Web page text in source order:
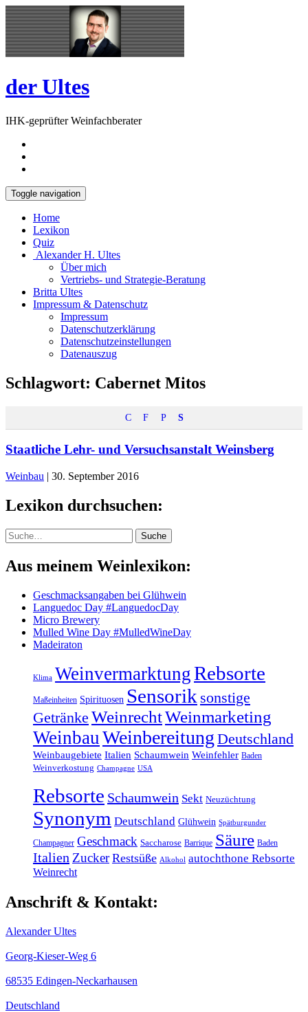
Skip
to
content
Open
Sidebar
der Ultes
IHK-geprüfter Weinfachberater
Toggle navigation
Home
Lexikon
Quiz
Alexander H. Ultes
Über mich
Vertriebs- und Strategie-Beratung
Britta Ultes
Impressum & Datenschutz
Impressum
Datenschutzerklärung
Datenschutzeinstellungen
Datenauszug
Schlagwort: Cabernet Mitos
C F P S
Staatliche Lehr- und Versuchsanstalt Weinsberg
Weinbau | 30. September 2016
Lexikon durchsuchen:
Suche Suche
Aus meinem Weinlexikon:
Geschmacksangaben bei Glühwein
Languedoc Day #LanguedocDay
Micro Brewery
Mulled Wine Day #MulledWineDay
Madeiraton
Klima WeinvermarktungRebsorte
Maßeinheiten Spirituosen Sensorik sonstige
Getränke WeinrechtWeinmarketing
Weinbau Weinbereitung Deutschland
Weinbaugebiete Italien Schaumwein Weinfehler Baden
Weinverkostung Champagne USA
Rebsorte Schaumwein Sekt Neuzüchtung
Synonym Deutschland Glühwein Spätburgunder
Champagner Geschmack Saccharose Barrique Säure Baden
Italien Zucker Restsüße Alkohol autochthone Rebsorte
Weinrecht
Anschrift & Kontakt:
Alexander Ultes
Georg-Kieser-Weg 6
68535 Edingen-Neckarhausen
Deutschland